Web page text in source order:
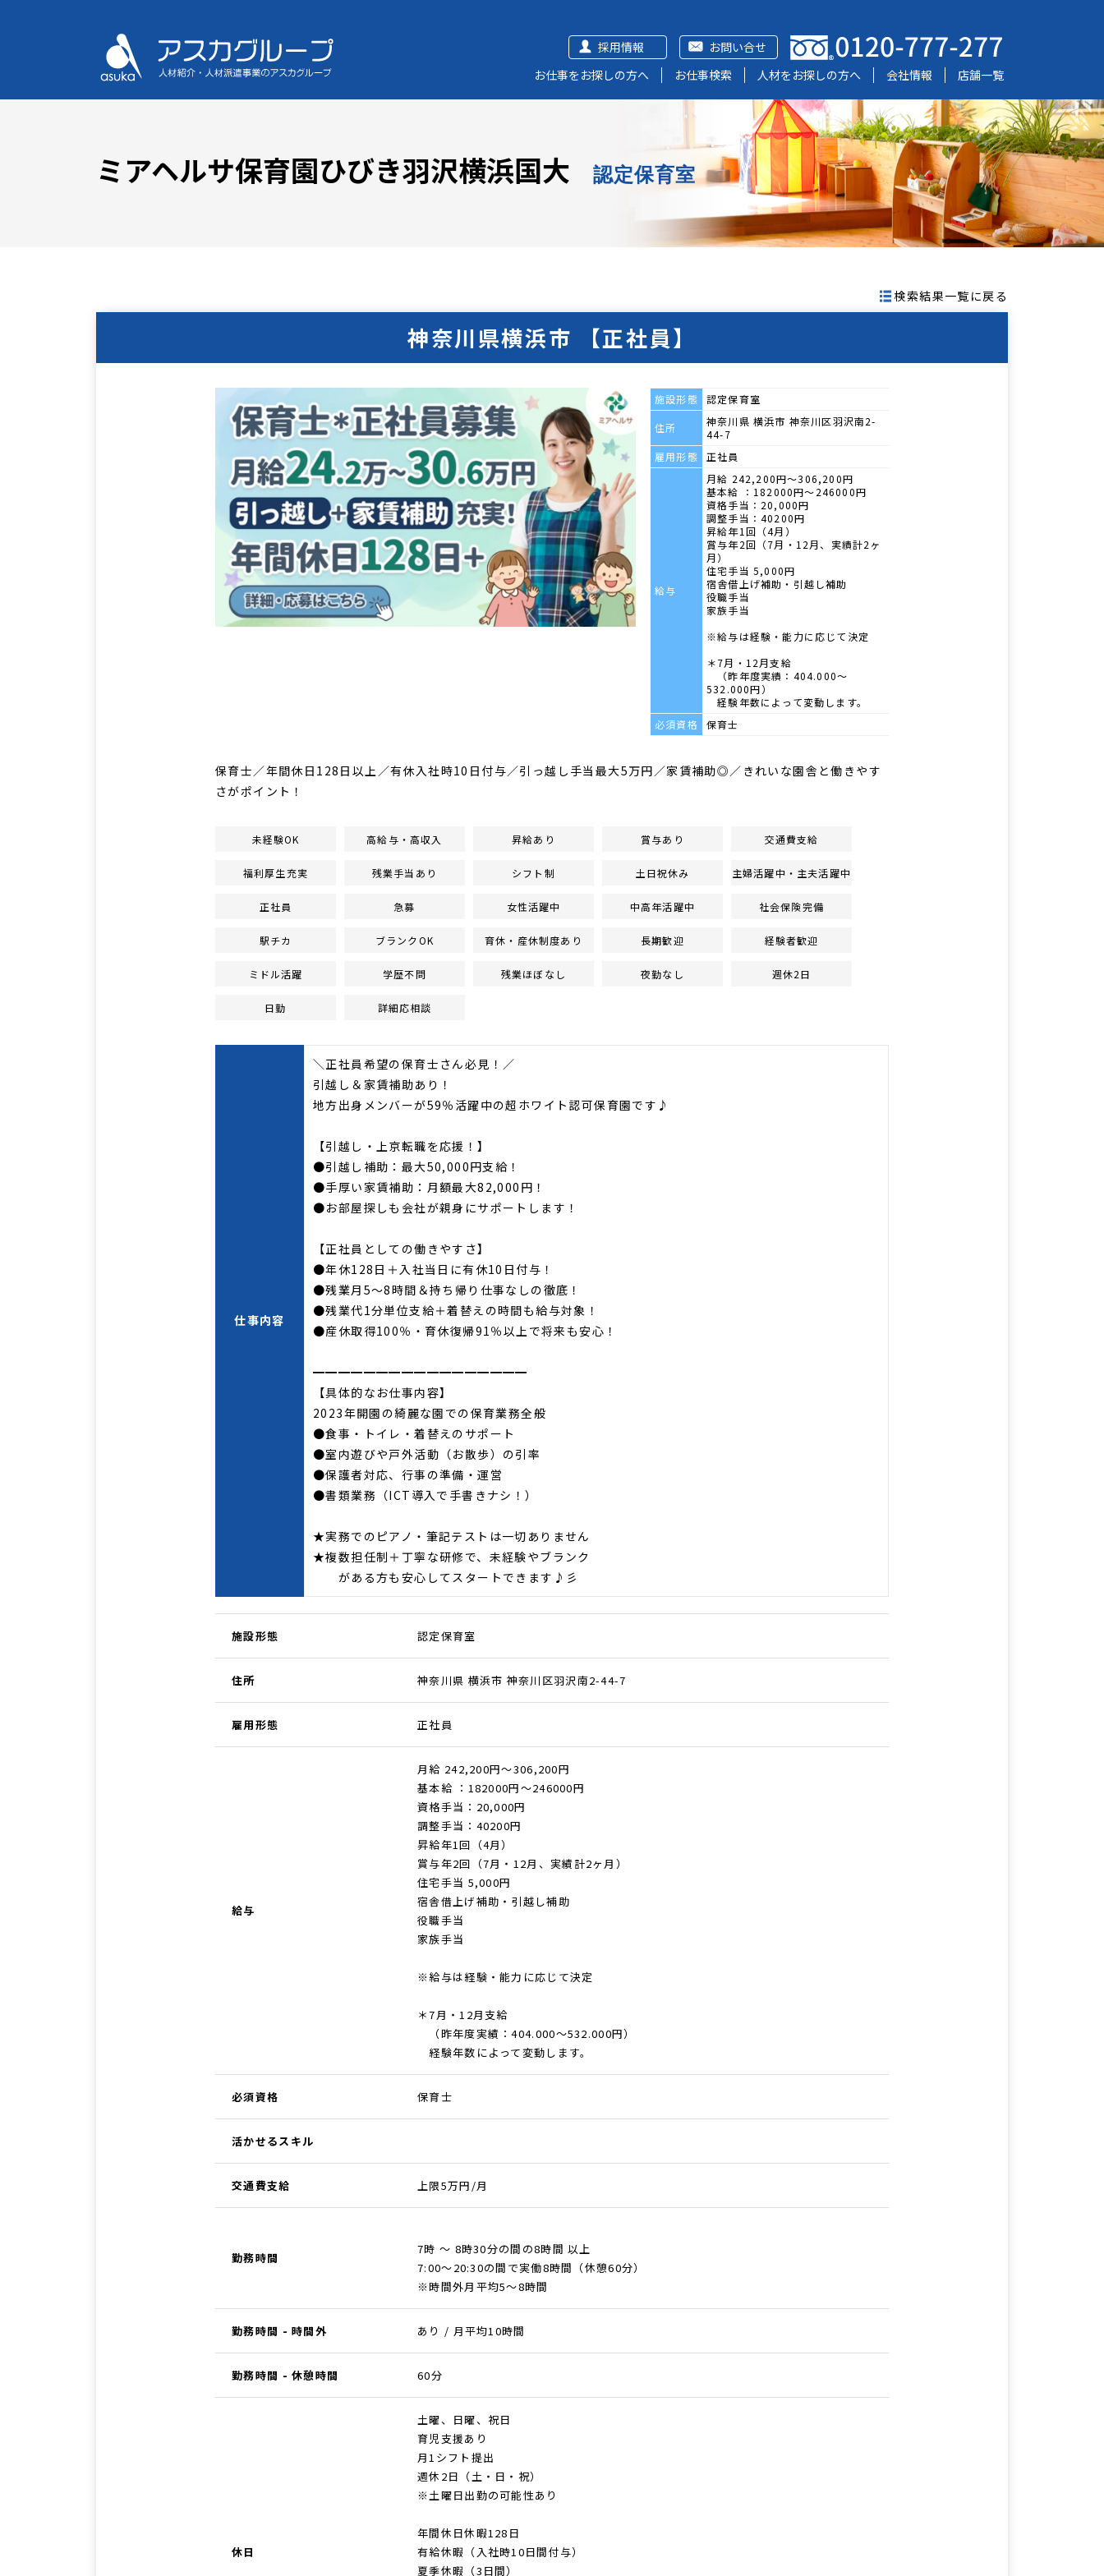
お問い合せ
採用情報
お仕事をお探しの方へ
お仕事検索 人材をお探しの方へ 会社情報 店舗一覧
ミアヘルサ保育園ひびき羽沢横浜国大 認定保育室
検索結果一覧に戻る
神奈川県横浜市 【正社員】
施設形態 認定保育室
住所
神奈川県 横浜市 神奈川区羽沢南2-
44-7
雇用形態
正社員
給与
月給 242,200円～306,200円
基本給 ：182000円～246000円
資格手当：20,000円
調整手当：40200円
昇給年1回（4月）
賞与年2回（7月・12月、実績計2ヶ
月）
住宅手当 5,000円
宿舎借上げ補助・引越し補助
役職手当
家族手当
※給与は経験・能力に応じて決定
＊7月・12月支給
（昨年度実績：404.000～
532.000円）
経験年数によって変動します。
必須資格
保育士
保育士／年間休日128日以上／有休入社時10日付与／引っ越し手当最大5万円／家賃補助◎／きれいな園舎と働きやす
さがポイント！
未経験OK 高給与・高収入 昇給あり 賞与あり 交通費支給
福利厚生充実 残業手当あり シフト制 土日祝休み 主婦活躍中・主夫活躍中
正社員 急募 女性活躍中 中高年活躍中 社会保険完備
駅チカ ブランクOK 育休・産休制度あり 長期歓迎 経験者歓迎
ミドル活躍 学歴不問 残業ほぼなし 夜勤なし 週休2日
日勤 詳細応相談
仕事内容
＼正社員希望の保育士さん必見！／
引越し＆家賃補助あり！
地方出身メンバーが59％活躍中の超ホワイト認可保育園です♪
【引越し・上京転職を応援！】
●引越し補助：最大50,000円支給！
●手厚い家賃補助：月額最大82,000円！
●お部屋探しも会社が親身にサポートします！
【正社員としての働きやすさ】
●年休128日＋入社当日に有休10日付与！
●残業月5〜8時間＆持ち帰り仕事なしの徹底！
●残業代1分単位支給＋着替えの時間も給与対象！
●産休取得100％・育休復帰91％以上で将来も安心！
━━━━━━━━━━━━━━━━━
【具体的なお仕事内容】
2023年開園の綺麗な園での保育業務全般
●食事・トイレ・着替えのサポート
●室内遊びや戸外活動（お散歩）の引率
●保護者対応、行事の準備・運営
●書類業務（ICT導入で手書きナシ！）
★実務でのピアノ・筆記テストは一切ありません
★複数担任制＋丁寧な研修で、未経験やブランク
がある方も安心してスタートできます♪彡
施設形態 認定保育室
住所 神奈川県 横浜市 神奈川区羽沢南2-44-7
雇用形態 正社員
給与
月給 242,200円～306,200円
基本給 ：182000円～246000円
資格手当：20,000円
調整手当：40200円
昇給年1回（4月）
賞与年2回（7月・12月、実績計2ヶ月）
住宅手当 5,000円
宿舎借上げ補助・引越し補助
役職手当
家族手当
※給与は経験・能力に応じて決定
＊7月・12月支給
（昨年度実績：404.000～532.000円）
経験年数によって変動します。
必須資格 保育士
活かせるスキル
交通費支給 上限5万円/月
勤務時間
7時 ～ 8時30分の間の8時間 以上
7:00～20:30の間で実働8時間（休憩60分）
※時間外月平均5～8時間
勤務時間 - 時間外 あり / 月平均10時間
勤務時間 - 休憩時間 60分
休日
土曜、日曜、祝日
育児支援あり
月1シフト提出
週休2日（土・日・祝）
※土曜日出勤の可能性あり
年間休日休暇128日
有給休暇（入社時10日間付与）
夏季休暇（3日間）